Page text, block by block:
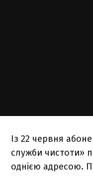
Із 22 червня
служби чистоти»
однією адресою.